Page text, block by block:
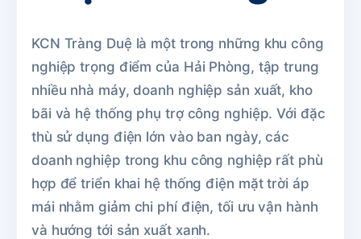
KCN Tràng Duệ là một trong những khu công
nghiệp trọng điểm của Hải Phòng, tập trung
nhiều nhà máy, doanh nghiệp sản xuất, kho
bãi và hệ thống phụ trợ công nghiệp. Với đặc
thù sử dụng điện lớn vào ban ngày, các
doanh nghiệp trong khu công nghiệp rất phù
hợp để triển khai hệ thống điện mặt trời áp
mái nhằm giảm chi phí điện, tối ưu vận hành
và hướng tới sản xuất xanh.